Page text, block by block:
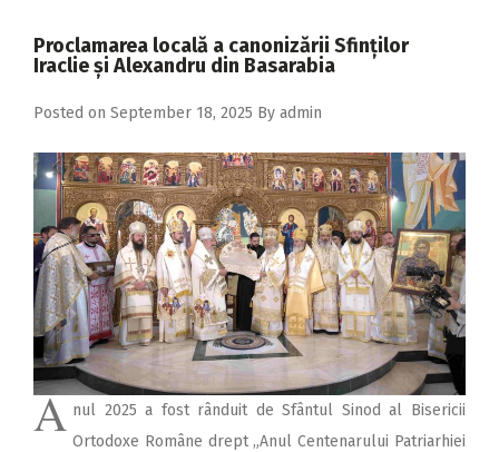
2017
2014
2013
2012
2011
2010
2009
Proclamarea locală a canonizării Sfinților
Iraclie și Alexandru din Basarabia
Posted on September 18, 2025 By admin
A nul 2025 a fost rânduit de Sfântul Sinod al Bisericii
Ortodoxe Române drept „Anul Centenarului Patriarhiei